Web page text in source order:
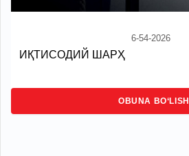
6-54-2026
ИҚТИСОДИЙ ШАРҲ
OBUNA BO‘LISH